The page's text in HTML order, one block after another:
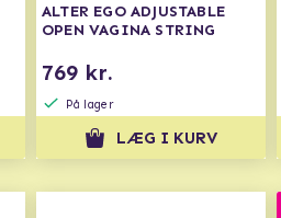
ALTER EGO ADJUSTABLE
OPEN VAGINA STRING
769 kr.
På lager
LÆG I KURV